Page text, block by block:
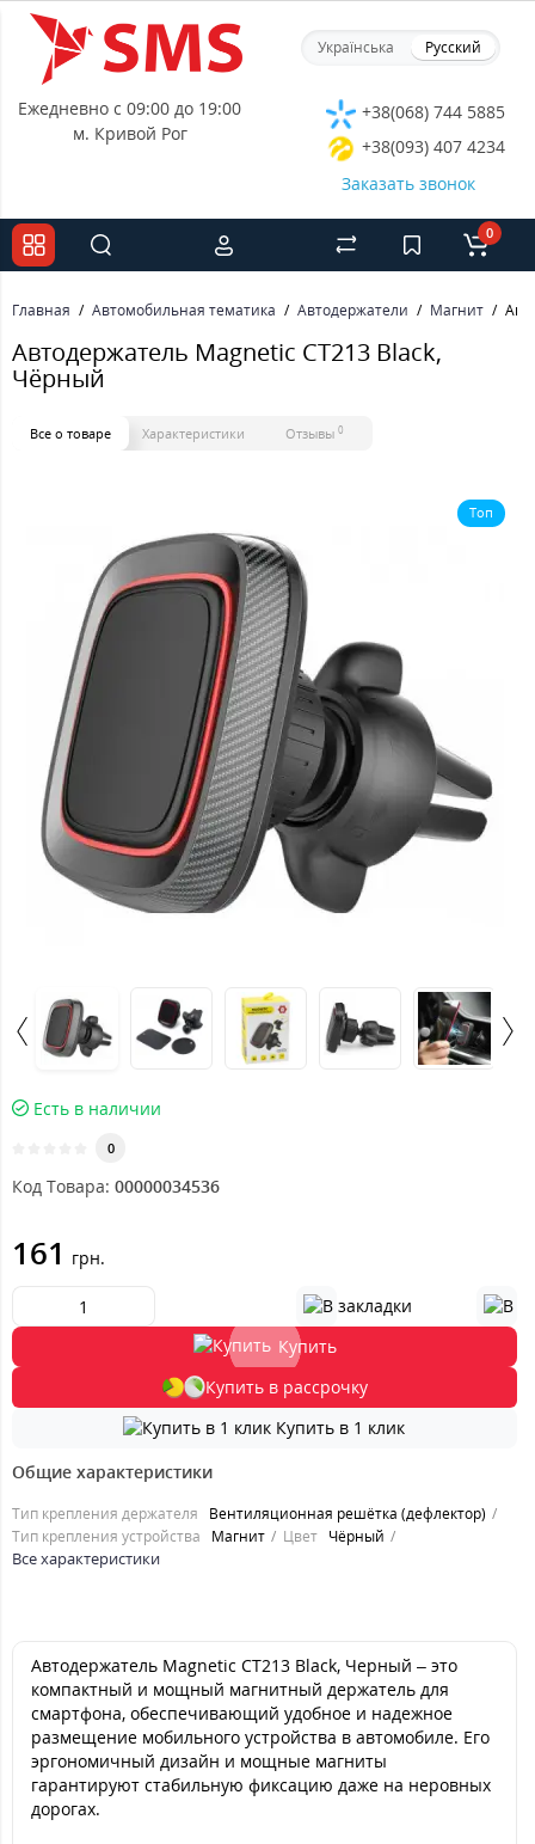
Українська Русский
Ежедневно с 09:00 до 19:00
м. Кривой Рог
+38(068) 744 5885
+38(093) 407 4234
Заказать звонок
0
Главная Автомобильная тематика Автодержатели Магнит
Автодержатель Magnetic CT213 Black,
Чёрный
Все о товаре Характеристики Отзывы 0
Топ
Есть в наличии
0
Код Товара: 00000034536
161 грн.
Купить
Купить в рассрочку
Купить в 1 клик
Общие характеристики
Тип крепления держателя
Вентиляционная решётка (дефлектор)
Тип крепления устройства
Магнит Цвет Чёрный
Все характеристики
Автодержатель Magnetic CT213 Black, Черный – это
компактный и мощный магнитный держатель для
смартфона, обеспечивающий удобное и надежное
размещение мобильного устройства в автомобиле. Его
эргономичный дизайн и мощные магниты
гарантируют стабильную фиксацию даже на неровных
дорогах.